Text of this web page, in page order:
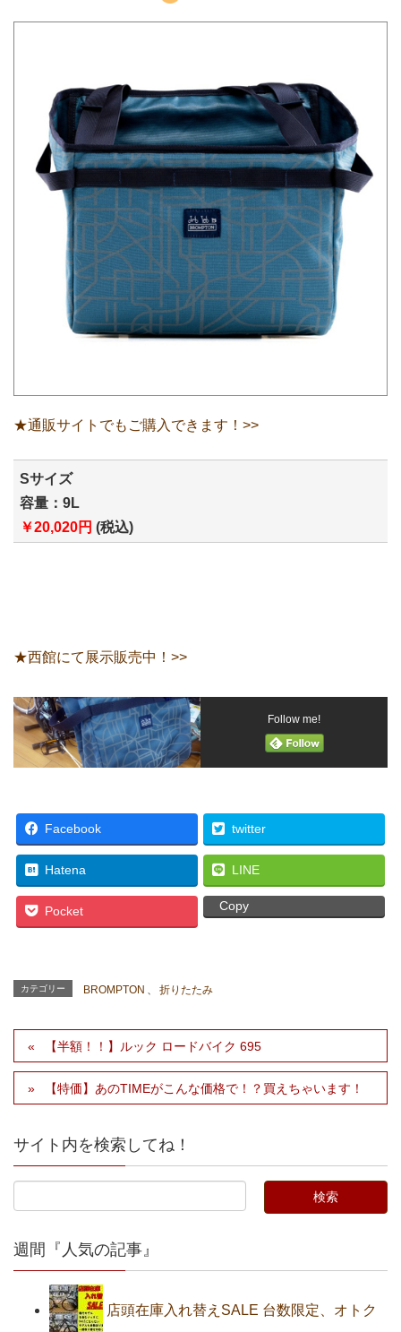
★通販サイトでもご購入できます！>>
Sサイズ
容量：9L
￥20,020円 (税込)
★西館にて展示販売中！>>
Follow me!
Facebook twitter
Hatena LINE
Pocket Copy
カテゴリー BROMPTON 折りたたみ
【半額！！】ルック ロードバイク 695
【特価】あのTIMEがこんな価格で！？買えちゃいます！
サイト内を検索してね！
週間『人気の記事』
店頭在庫入れ替えSALE 台数限定、オトク